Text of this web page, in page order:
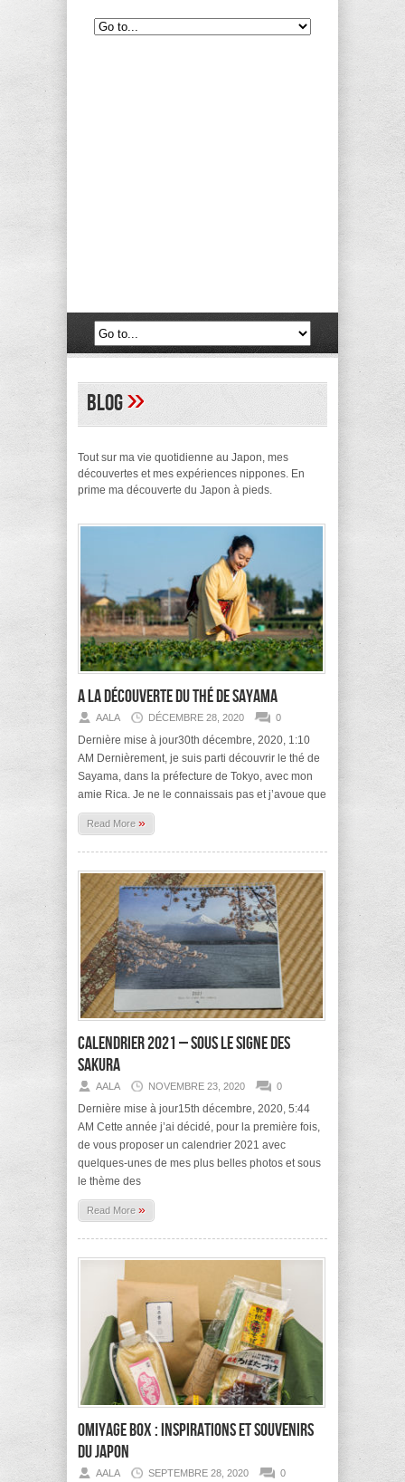
Blog»
Tout sur ma vie quotidienne au Japon, mes
découvertes et mes expériences nippones. En
prime ma découverte du Japon à pieds.
A la découverte du thé de Sayama
AALA DÉCEMBRE 28, 2020 0
Dernière mise à jour30th décembre, 2020, 1:10
AM Dernièrement, je suis parti découvrir le thé de
Sayama, dans la préfecture de Tokyo, avec mon
amie Rica. Je ne le connaissais pas et j’avoue que
Read More »
Calendrier 2021 – sous le signe des
sakura
AALA NOVEMBRE 23, 2020 0
Dernière mise à jour15th décembre, 2020, 5:44
AM Cette année j’ai décidé, pour la première fois,
de vous proposer un calendrier 2021 avec
quelques-unes de mes plus belles photos et sous
le thème des
Read More »
Omiyage Box : inspirations et souvenirs
du Japon
AALA SEPTEMBRE 28, 2020 0